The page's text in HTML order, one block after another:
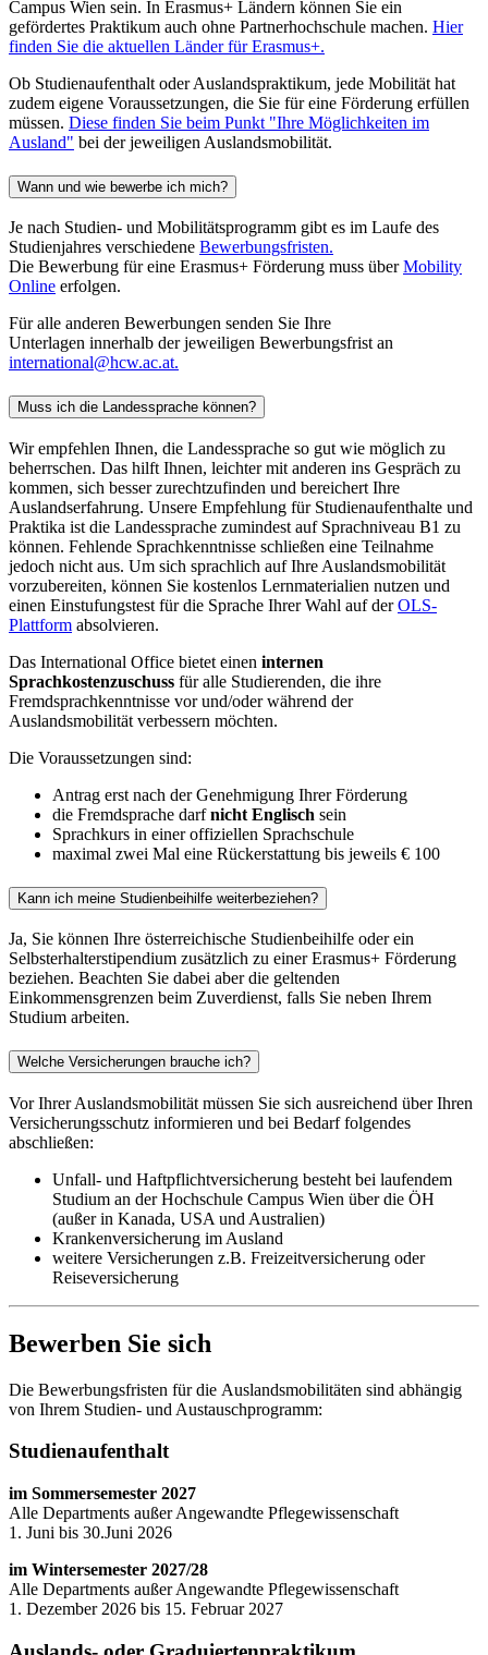
Campus Wien sein. In Erasmus+ Ländern können Sie ein
gefördertes Praktikum auch ohne Partnerhochschule machen. Hier
finden Sie die aktuellen Länder für Erasmus+.
Ob Studienaufenthalt oder Auslandspraktikum, jede Mobilität hat
zudem eigene Voraussetzungen, die Sie für eine Förderung erfüllen
müssen. Diese finden Sie beim Punkt "Ihre Möglichkeiten im
Ausland" bei der jeweiligen Auslandsmobilität.
Wann und wie bewerbe ich mich?
Je nach Studien- und Mobilitätsprogramm gibt es im Laufe des
Studienjahres verschiedene Bewerbungsfristen.
Die Bewerbung für eine Erasmus+ Förderung muss überMobility
Online erfolgen.
Für alle anderen Bewerbungen senden Sie Ihre
Unterlagen innerhalb der jeweiligen Bewerbungsfrist an
international@hcw.ac.at.
Muss ich die Landessprache können?
Wir empfehlen Ihnen, die Landessprache so gut wie möglich zu
beherrschen. Das hilft Ihnen, leichter mit anderen ins Gespräch zu
kommen, sich besser zurechtzufinden und bereichert Ihre
Auslandserfahrung. Unsere Empfehlung für Studienaufenthalte und
Praktika ist die Landessprache zumindest auf Sprachniveau B1 zu
können. Fehlende Sprachkenntnisse schließen eine Teilnahme
jedoch nicht aus. Um sich sprachlich auf Ihre Auslandsmobilität
vorzubereiten, können Sie kostenlos Lernmaterialien nutzen und
einen Einstufungstest für die Sprache Ihrer Wahl auf derOLS-
Plattform absolvieren.
Das International Office bietet einen internen
Sprachkostenzuschuss für alle Studierenden, die ihre
Fremdsprachkenntnisse vor und/oder während der
Auslandsmobilität verbessern möchten.
Die Voraussetzungen sind:
Antrag erst nach der Genehmigung Ihrer Förderung
die Fremdsprache darfnicht Englisch sein
Sprachkurs in einer offiziellen Sprachschule
maximal zwei Mal eine Rückerstattung bis jeweils € 100
Kann ich meine Studienbeihilfe weiterbeziehen?
Ja, Sie können Ihre österreichische Studienbeihilfe oder ein
Selbsterhalterstipendium zusätzlich zu einer Erasmus+ Förderung
beziehen. Beachten Sie dabei aber die geltenden
Einkommensgrenzen beim Zuverdienst, falls Sie neben Ihrem
Studium arbeiten.
Welche Versicherungen brauche ich?
Vor Ihrer Auslandsmobilität müssen Sie sich ausreichend über Ihren
Versicherungsschutz informieren und bei Bedarf folgendes
abschließen:
Unfall- und Haftpflichtversicherung besteht bei laufendem
Studium an der Hochschule Campus Wien über die ÖH
(außer in Kanada, USA und Australien)
Krankenversicherung im Ausland
weitere Versicherungen z.B. Freizeitversicherung oder
Reiseversicherung
Bewerben Sie sich
Die Bewerbungsfristen für die Auslandsmobilitäten sind abhängig
von Ihrem Studien- und Austauschprogramm:
Studienaufenthalt
im Sommersemester 2027
Alle Departments außer Angewandte Pflegewissenschaft
1. Juni bis 30.Juni 2026
im Wintersemester 2027/28
Alle Departments außer Angewandte Pflegewissenschaft
1. Dezember 2026 bis 15. Februar 2027